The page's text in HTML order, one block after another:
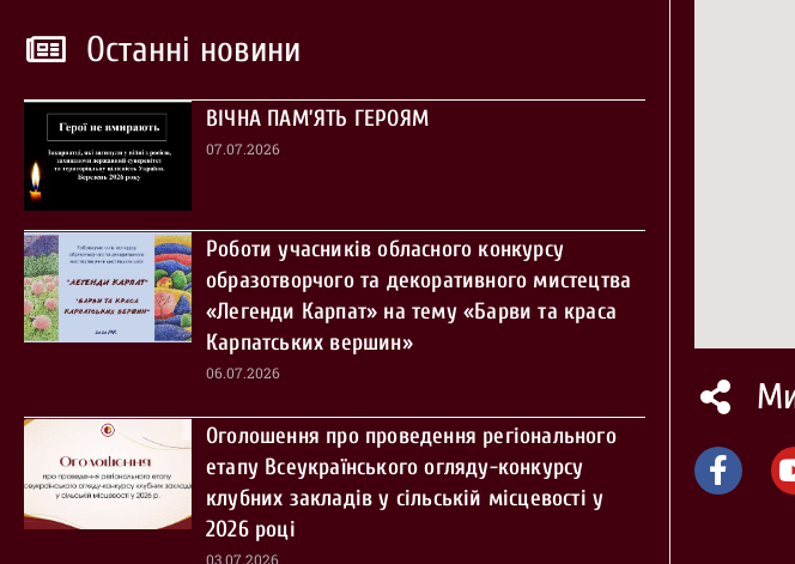
Останні новини
ВІЧНА ПАМ’ЯТЬ ГЕРОЯМ
07.07.2026
Роботи учасників обласного конкурсу
образотворчого та декоративного мистецтва
«Легенди Карпат» на тему «Барви та краса
Карпатських вершин»
06.07.2026
Оголошення про проведення регіонального
етапу Всеукраїнського огляду-конкурсу
клубних закладів у сільській місцевості у
2026 році
03.07.2026